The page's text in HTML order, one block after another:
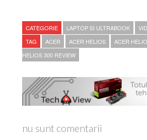
CATEGORIE LAPTOP SI ULTRABOOK
TAG
ACER ACER HELIOS ACER
HELIOS 300 REVIEW
nu sunt comentarii